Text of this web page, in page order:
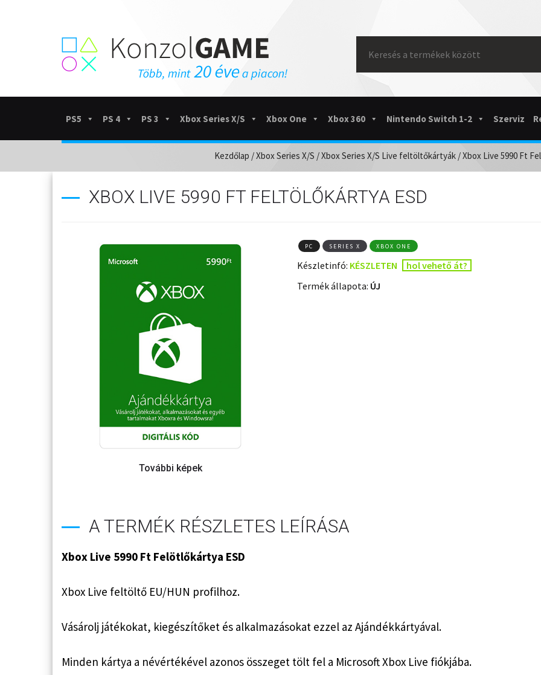
for:
PS5 PS 4 PS 3 Xbox Series X/S Xbox One Xbox 360 Nintendo Switch 1-2 Szerviz
Kezdőlap /Xbox Series X/S /Xbox Series X/S Live feltöltőkártyák / Xbox Live 5990 Ft
XBOX LIVE 5990 FT FELTÖLŐKÁRTYA ESD
PC SERIES X XBOX ONE
Készletinfó: KÉSZLETEN
hol vehető át?
Termék állapota: ÚJ
A TERMÉK RÉSZLETES LEÍRÁSA
Xbox Live 5990 Ft Felötlőkártya ESD
Xbox Live feltöltő EU/HUN profilhoz.
Vásárolj játékokat, kiegészítőket és alkalmazásokat ezzel az Ajándékkártyával.
Minden kártya a névértékével azonos összeget tölt fel a Microsoft Xbox Live fiókjába.